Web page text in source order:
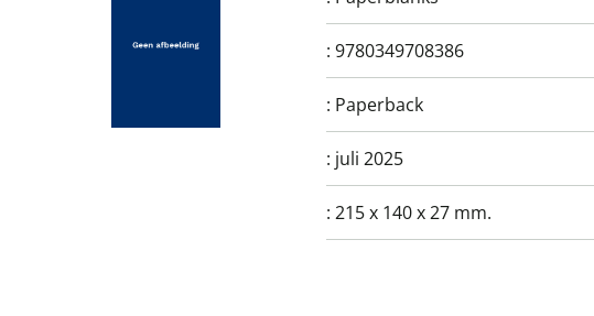
: 9780349708386
: Paperback
: juli 2025
: 215 x 140 x 27 mm.